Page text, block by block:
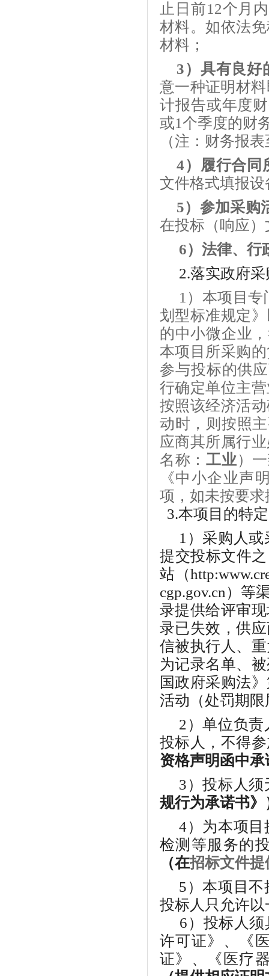
止日前12个月
材料。如依法
材料；
3）具有良好
意一种证明材
计报告或年度
或1个季度的财
（注：财务报
4）履行合同
文件格式填报
5）参加采购
在投标（响应
6）法律、行
2.落实政府
1）本项目专
划型标准规定
的中小微企业
本项目所采购
参与投标的供
行确定单位主
按照该经济活
动时，则按照
应商其所属行
名称：工业）
《中小企业声
项，如未按要
3.本项目的特
1）采购人
提交投标文件
站（
cgp.gov.cn）等
录提供给评审
录已失效，供
信被执行人、
为记录名单、
国政府采购法
活动（处罚期
2）单位负
投标人 ，不得
资格声明函中承
3）投标人须
规行为承诺书》
4）为本项
检测等服务的
（在招标文件
5）本项目不
投标人 只允许
6）投标人
许可证》、《
证》、《医疗